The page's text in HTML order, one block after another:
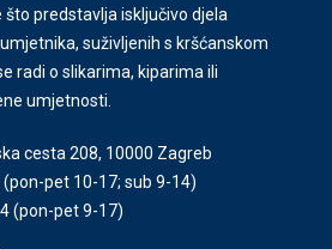
predstavlja isključivo djela
suživljenih s kršćanskom
radi o slikarima, kiparima ili
umjetnosti.
cesta 208, 10000 Zagreb
(pon-pet 10-17; sub 9-14)
(pon-pet 9-17)